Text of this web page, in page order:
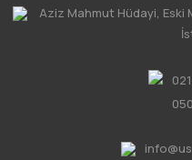
Aziz Mahmut Hüdayi, Eski